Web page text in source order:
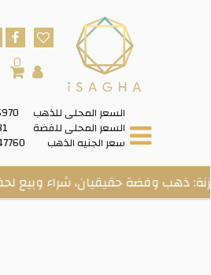
السعر المحلى للذهب 5970
السعر المحلى للفضة
سعر الجنيه الذهب 47760
0
وفضة حقيقيان، شراء وبيع لحظي،